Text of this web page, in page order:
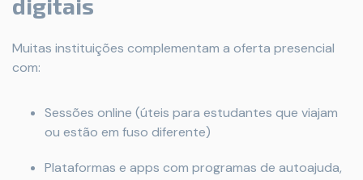
digitais
Muitas instituições complementam a oferta presencial
com:
Sessões online (úteis para estudantes que viajam
ou estão em fuso diferente)
Plataformas e apps com programas de autoajuda,